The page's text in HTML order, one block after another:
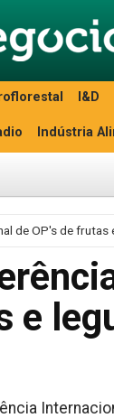
I&D
Indústria
de OP's de frutas
e